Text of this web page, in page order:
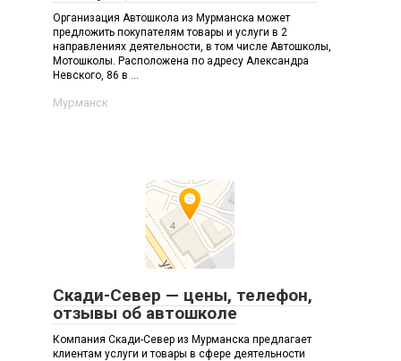
Организация Автошкола из Мурманска может
предложить покупателям товары и услуги в 2
направлениях деятельности, в том числе Автошколы,
Мотошколы. Расположена по адресу Александра
Невского, 86 в ...
Мурманск
Скади-Север — цены, телефон,
отзывы об автошколе
Компания Скади-Север из Мурманска предлагает
клиентам услуги и товары в сфере деятельности